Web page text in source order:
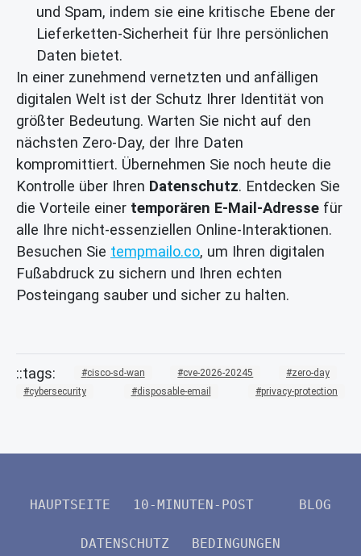
und Spam, indem sie eine kritische Ebene der
Lieferketten-Sicherheit für Ihre persönlichen
Daten bietet.
In einer zunehmend vernetzten und anfälligen
digitalen Welt ist der Schutz Ihrer Identität von
größter Bedeutung. Warten Sie nicht auf den
nächsten Zero-Day, der Ihre Daten
kompromittiert. Übernehmen Sie noch heute die
Kontrolle über Ihren Datenschutz. Entdecken Sie
die Vorteile einer temporären E-Mail-Adresse für
alle Ihre nicht-essenziellen Online-Interaktionen.
Besuchen Sie tempmailo.co, um Ihren digitalen
Fußabdruck zu sichern und Ihren echten
Posteingang sauber und sicher zu halten.
cisco-sd-wan cve-2026-20245
zero-day
cybersecurity
disposable-email privacy-protection
HAUPTSEITE 10-MINUTEN-POST BLOG
DATENSCHUTZ BEDINGUNGEN